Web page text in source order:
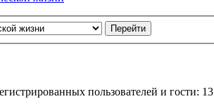
пользователей и гости: 13